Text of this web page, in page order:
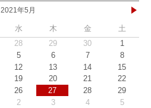
2021年5月
水 木 金
土
28 29 30
1
5 6 7
8
12 13 14
15
19 20 21
22
26 27 28
29
2 3 4 5